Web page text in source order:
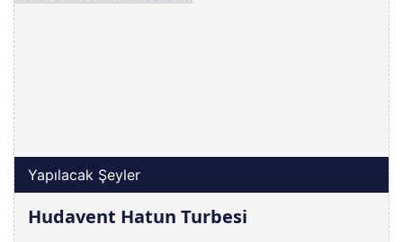
Yapılacak Şeyler
Hudavent Hatun Turbesi